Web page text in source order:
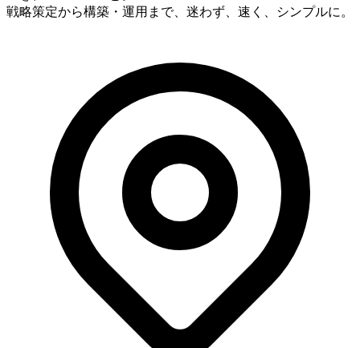
戦略策定から構築・運用まで、迷わず、速く、シンプルに。